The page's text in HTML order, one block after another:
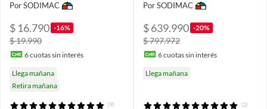
Por SODIMAC
$ 16.790 -16%
$ 19.990
6cuotas sin interés
Llega mañana
Retira mañana
(9)
Por SODIMAC
$ 639.990 -20%
$ 797.972
6cuotas sin interés
Llega mañana
(2)